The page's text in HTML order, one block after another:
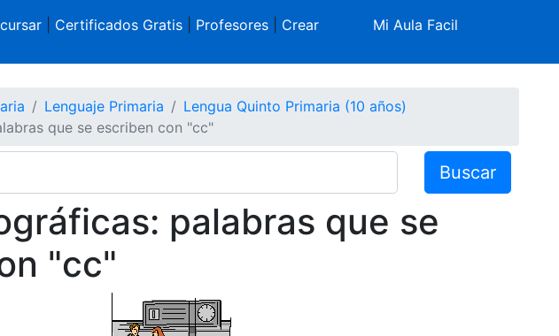
| Certificados Gratis| Profesores| Crear
Mi Aula Facil
Lenguaje Primaria
Lengua Quinto Primaria (10 años)
que se escriben con "cc"
Buscar
palabras que se
"cc"